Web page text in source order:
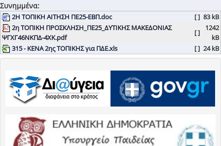
Συνημμένα:
2Η ΤΟΠΙΚΗ ΑΙΤΗΣΗ ΠΕ25-ΕΒΠ.doc [ ] 83 kB
2η ΤΟΠΙΚΗ ΠΡΟΣΚΛΗΣΗ_ΠΕ25_ΔΥΤΙΚΗΣ ΜΑΚΕΔΟΝΙΑΣ
ΨΓΧΓ46ΝΚΠΔ-4ΧΚ.pdf
[ ]
1242
kB
315 - ΚΕΝΑ 2ης ΤΟΠΙΚΗΣ για ΠΔΕ.xls
[ ] 24 kB